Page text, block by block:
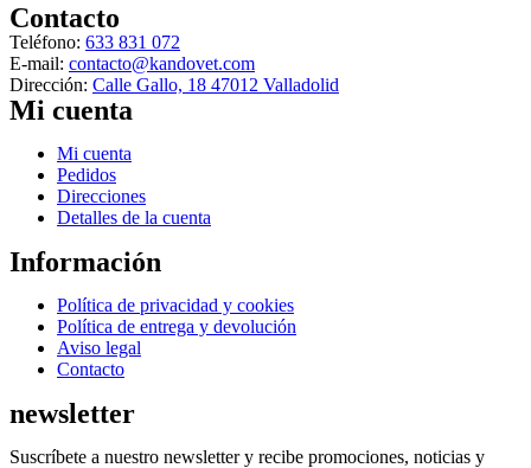
pueden
elegir
en
Contacto
Teléfono: 633 831 072
E-mail: contacto@kandovet.com
Dirección: Calle Gallo, 18 47012 Valladolid
Mi cuenta
Menú
Mi cuenta
Pedidos
Direcciones
Detalles de la cuenta
Información
Menú
Política de privacidad y cookies
Política de entrega y devolución
Aviso legal
Contacto
newsletter
Suscríbete a nuestro newsletter y recibe promociones, noticias y